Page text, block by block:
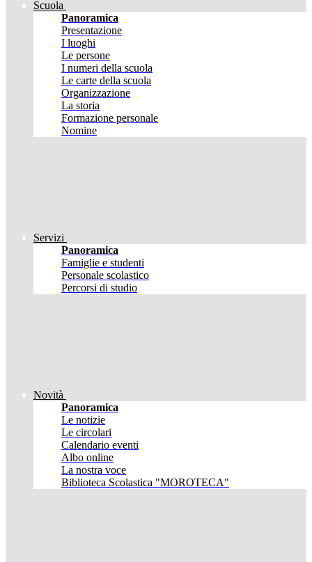
Scuola
Panoramica
Presentazione
I luoghi
Le persone
I numeri della scuola
Le carte della scuola
Organizzazione
La storia
Formazione personale
Nomine
Servizi
Panoramica
Famiglie e studenti
Personale scolastico
Percorsi di studio
Novità
Panoramica
Le notizie
Le circolari
Calendario eventi
Albo online
La nostra voce
Biblioteca Scolastica "MOROTECA"